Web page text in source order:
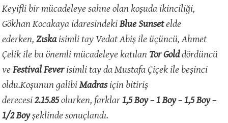
Keyifli bir mücadeleye sahne olan koşuda ikinciliği,
Gökhan Kocakaya idaresindekiBlue Sunsetelde
ederken,Zıskaisimli tay Vedat Abiş ile üçüncü, Ahmet
Çelik ile bu önemli mücadeleye katılanTor Golddördüncü
veFestival Feverisimli tay da Mustafa Çiçek ile beşinci
oldu.Koşunun galibiMadrasiçin bitiriş
derecesi2.15.85olurken, farklar1,5 Boy – 1 Boy – 1,5 Boy –
1/2 Boyşeklinde sonuçlandı.